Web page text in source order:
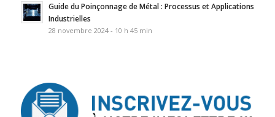
Guide du Poinçonnage de Métal : Processus et Applications
Industrielles
28 novembre 2024 - 10 h 45 min